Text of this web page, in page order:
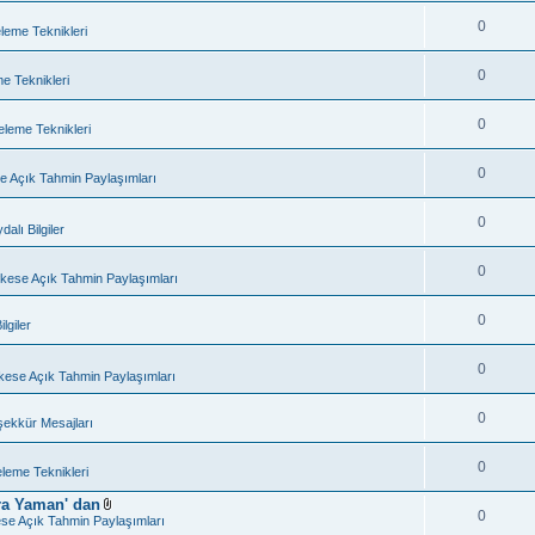
Teknikleri 0
Teknikleri 0
Teknikleri 0
Açık Tahmin Paylaşımları 0
Bilgiler 0
Açık Tahmin Paylaşımları 0
0
Açık Tahmin Paylaşımları 0
Mesajları 0
Teknikleri 0
Yaman' dan
D
Açık Tahmin Paylaşımları 0